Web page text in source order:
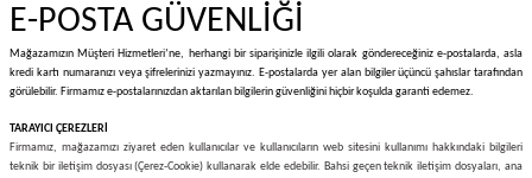
E-POSTA GÜVENLİĞİ
Mağazamızın Müşteri Hizmetleri’ne, herhangi bir siparişinizle ilgili olarak göndereceğiniz e-postalarda, asla
kredi kartı numaranızı veya şifrelerinizi yazmayınız. E-postalarda yer alan bilgiler üçüncü şahıslar tarafından
görülebilir. Firmamız e-postalarınızdan aktarılan bilgilerin güvenliğini hiçbir koşulda garanti edemez.
TARAYICI ÇEREZLERİ
Firmamız, mağazamızı ziyaret eden kullanıcılar ve kullanıcıların web sitesini kullanımı hakkındaki bilgileri
teknik bir iletişim dosyası (Çerez-Cookie) kullanarak elde edebilir. Bahsi geçen teknik iletişim dosyaları, ana